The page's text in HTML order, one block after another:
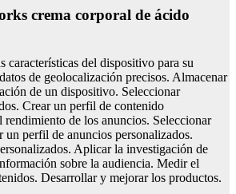
crema corporal de ácido
características del dispositivo para su
de geolocalización precisos. Almacenar
de un dispositivo. Seleccionar
Crear un perfil de contenido
de los anuncios. Seleccionar
un perfil de anuncios personalizados.
Aplicar la investigación de
sobre la audiencia. Medir el
Desarrollar y mejorar los productos.